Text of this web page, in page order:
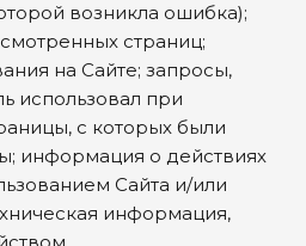
возникла ошибка);
страниц;
на Сайте; запросы,
использовал при
с которых были
информация о действиях
Сайта и/или
информация,